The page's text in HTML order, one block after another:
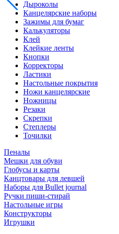
Дыроколы
Канцелярские наборы
Зажимы для бумаг
Калькуляторы
Клей
Клейкие ленты
Кнопки
Корректоры
Ластики
Настольные покрытия
Ножи канцелярские
Ножницы
Резаки
Скрепки
Степлеры
Точилки
Пеналы
Мешки для обуви
Глобусы и карты
Канцтовары для левшей
Наборы для Bullet journal
Ручки пиши-стирай
Настольные игры
Конструкторы
Игрушки